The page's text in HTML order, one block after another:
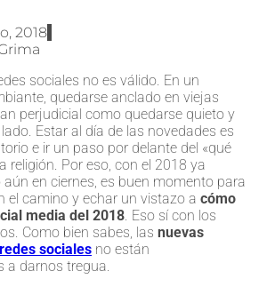
2018
sociales no es válido. En un
quedarse anclado en viejas
perjudicial como quedarse quieto y
Estar al día de las novedades es
e ir un paso por delante del «qué
religión. Por eso, con el 2018 ya
en ciernes, es buen momento para
el camino y echar un vistazo a cómo
media del 2018. Eso sí con los
Como bien sabes, las nuevas
sociales no están
a darnos tregua.